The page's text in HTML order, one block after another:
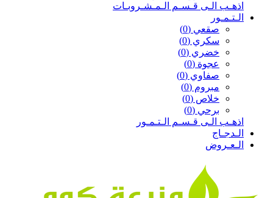
اذهـب الـى قـسـم الـمـشـروبـات
الـتـمـور
صقعي (0)
سكري (0)
خضري (0)
عجوة (0)
صفاوي (0)
مبروم (0)
خلاص (0)
برحي (0)
اذهـب الـى قـسـم الـتـمـور
الـدجـاج
الـعـروض